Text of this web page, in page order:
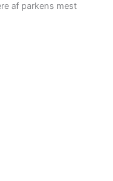
af parkens mest